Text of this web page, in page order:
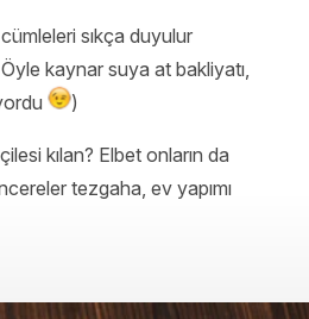
cümleleri sıkça duyulur
Öyle kaynar suya at bakliyatı,
)
kılan? Elbet onların da
tezgaha, ev yapımı